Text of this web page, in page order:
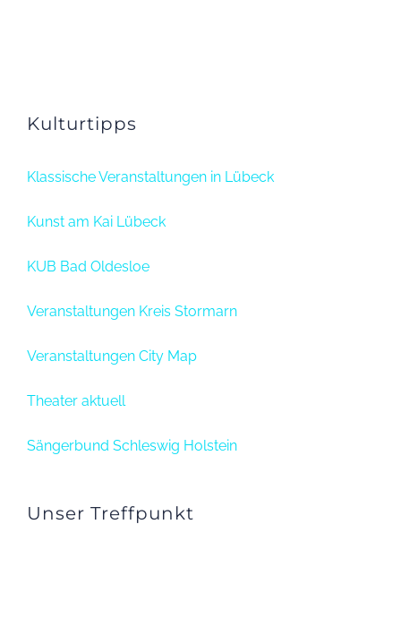
Kulturtipps
Klassische Veranstaltungen in Lübeck
Kunst am Kai Lübeck
KUB Bad Oldesloe
Veranstaltungen Kreis Stormarn
Veranstaltungen City Map
Theater aktuell
Sängerbund Schleswig Holstein
Unser Treffpunkt